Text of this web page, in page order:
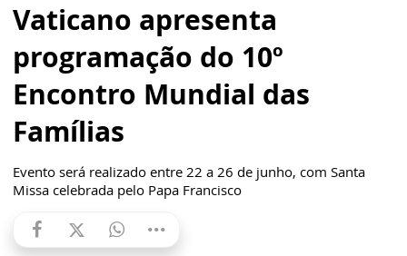
Vaticano apresenta
programação do 10º
Encontro Mundial das
Famílias
Evento será realizado entre 22 a 26 de junho, com Santa
Missa celebrada pelo Papa Francisco